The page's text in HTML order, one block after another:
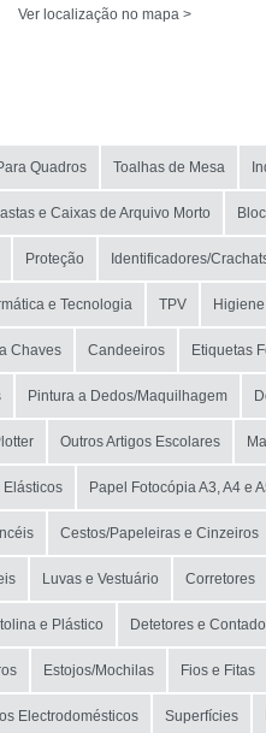
Ver localização no mapa >
Quadros Toalhas de Mesa
e Caixas de Arquivo Morto
Proteção Identificadores/
e Tecnologia TPV
Chaves Candeeiros Etiquetas
Pintura a Dedos/Maquilhagem
Outros Artigos Escolares
Elásticos Papel Fotocópia A3, A4 e
Cestos/Papeleiras e Cinzeiros
Luvas e Vestuário Corretores
e Plástico Detetores e
Estojos/Mochilas Fios e Fitas
Electrodomésticos Superfícies